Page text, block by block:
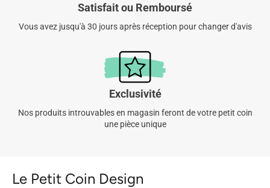
Satisfait ou Remboursé
Vous avez jusqu'à 30 jours après réception pour changer d'avis
Exclusivité
Nos produits introuvables en magasin feront de votre petit coin
une pièce unique
Le Petit Coin Design